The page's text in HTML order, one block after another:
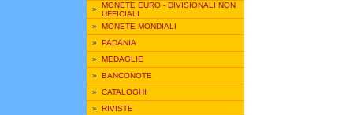
» MONETE EURO - DIVISIONALI NON
UFFICIALI
» MONETE MONDIALI
» PADANIA
» MEDAGLIE
» BANCONOTE
» CATALOGHI
» RIVISTE